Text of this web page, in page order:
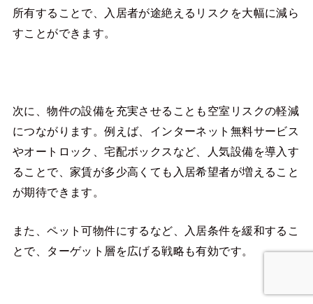
所有することで、入居者が途絶えるリスクを大幅に減ら
すことができます。
次に、物件の設備を充実させることも空室リスクの軽減
につながります。例えば、インターネット無料サービス
やオートロック、宅配ボックスなど、人気設備を導入す
ることで、家賃が多少高くても入居希望者が増えること
が期待できます。
また、ペット可物件にするなど、入居条件を緩和するこ
とで、ターゲット層を広げる戦略も有効です。